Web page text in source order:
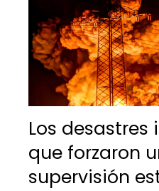
Los desastres
que forzaron
supervisión